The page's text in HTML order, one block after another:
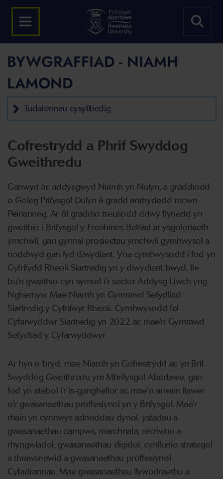
BYWGRAFFIAD - NIAMH
LAMOND
Tudalennau cysylltiedig
Cofrestrydd a Phrif Swyddog
Gweithredu
Ganwyd ac addysgwyd Niamh yn Nulyn, a graddiodd
o Goleg Prifysgol Dulyn â gradd anrhydedd mewn
Peirianneg. Ar ôl graddio treuliodd ddwy flynedd yn
gweithio i Brifysgol y Frenhines Belfast ar ysgoloriaeth
ymchwil, gan gynnal prosiectau ymchwil gymhwysol a
noddwyd gan fyd diwydiant. Yna cymhwysodd i fod yn
Gyfrifydd Rheoli Siartredig yn y diwydiant bwyd, lle
bu'n gweithio cyn symud i'r sector Addysg Uwch yng
Nghernyw. Mae Niamh yn Gymrawd Sefydliad
Siartredig y Cyfrifwyr Rheoli. Cymhwysodd fel
Cyfarwyddwr Siartredig yn 2022 ac mae'n Gymrawd
Sefydliad y Cyfarwyddwyr.
Ar hyn o bryd, mae Niamh yn Gofrestrydd ac yn Brif
Swyddog Gweithredu ym Mhrifysgol Abertawe, gan
fod yn atebol i'r Is-ganghellor ac mae’n arwain llawer
o'r gwasanaethau proffesiynol yn y Brifysgol. Mae'r
rhain yn cynnwys adnoddau dynol, ystadau a
gwasanaethau campws, marchnata, recriwtio a
rhyngwladol, gwasanaethau digidol, cynllunio strategol
a thrawsnewid a gwasanaethau proffesiynol
Cyfadrannau. Mae gwasanaethau llywodraethu a